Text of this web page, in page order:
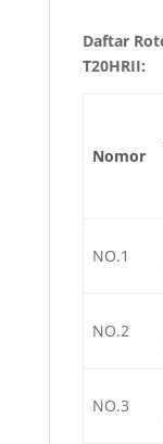
Daftar
T20HRII:
Nomor
NO.1
NO.2
NO.3